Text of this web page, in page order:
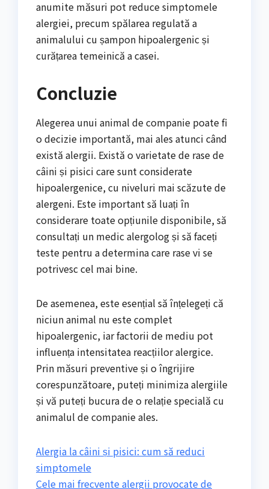
anumite măsuri pot reduce simptomele
alergiei, precum spălarea regulată a
animalului cu șampon hipoalergenic și
curățarea temeinică a casei.
Concluzie
Alegerea unui animal de companie poate fi
o decizie importantă, mai ales atunci când
există alergii. Există o varietate de rase de
câini și pisici care sunt considerate
hipoalergenice, cu niveluri mai scăzute de
alergeni. Este important să luați în
considerare toate opțiunile disponibile, să
consultați un medic alergolog și să faceți
teste pentru a determina care rase vi se
potrivesc cel mai bine.
De asemenea, este esențial să înțelegeți că
niciun animal nu este complet
hipoalergenic, iar factorii de mediu pot
influența intensitatea reacțiilor alergice.
Prin măsuri preventive și o îngrijire
corespunzătoare, puteți minimiza alergiile
și vă puteți bucura de o relație specială cu
animalul de companie ales.
Alergia la câini și pisici: cum să reduci
simptomele
Cele mai frecvente alergii provocate de